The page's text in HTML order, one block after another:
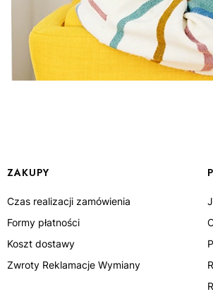
Linki w stopce
ZAKUPY
Czas realizacji zamówienia
Formy płatności
Koszt dostawy
Zwroty Reklamacje Wymiany